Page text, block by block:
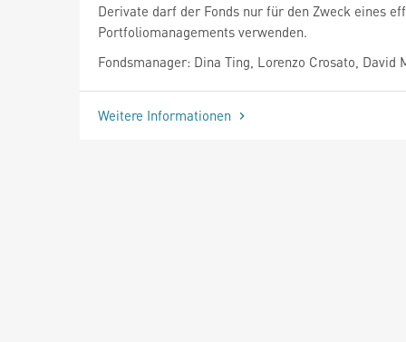
Derivate darf der Fonds nur für den Zweck eines
Portfoliomanagements verwenden.
Fondsmanager: Dina Ting, Lorenzo Crosato, David
Weitere Informationen